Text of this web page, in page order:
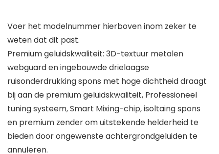
Voer het modelnummer hierboven inom zeker te
weten dat dit past.
Premium geluidskwaliteit: 3D-textuur metalen
webguard en ingebouwde drielaagse
ruisonderdrukking spons met hoge dichtheid draagt
bij aan de premium geluidskwaliteit, Professioneel
tuning systeem, Smart Mixing-chip, isoltaing spons
en premium zender om uitstekende helderheid te
bieden door ongewenste achtergrondgeluiden te
annuleren.